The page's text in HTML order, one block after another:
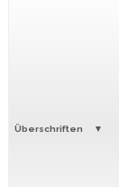
Überschriften